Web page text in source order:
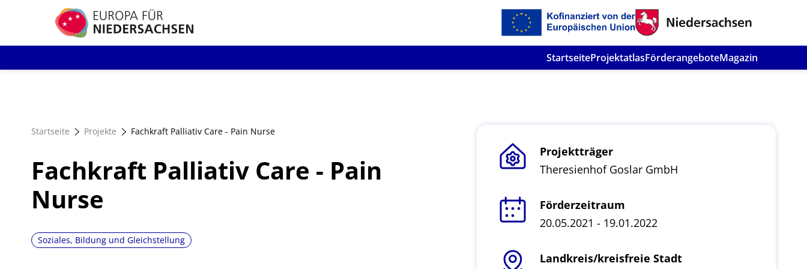
StartseiteProjektatlasFörderangeboteMagazin
Startseite Projekte Fachkraft Palliativ Care - Pain Nurse
Fachkraft Palliativ Care - Pain
Nurse
Soziales, Bildung und Gleichstellung
Projektträger
Theresienhof Goslar GmbH
Förderzeitraum
20.05.2021 - 19.01.2022
Landkreis/kreisfreie Stadt